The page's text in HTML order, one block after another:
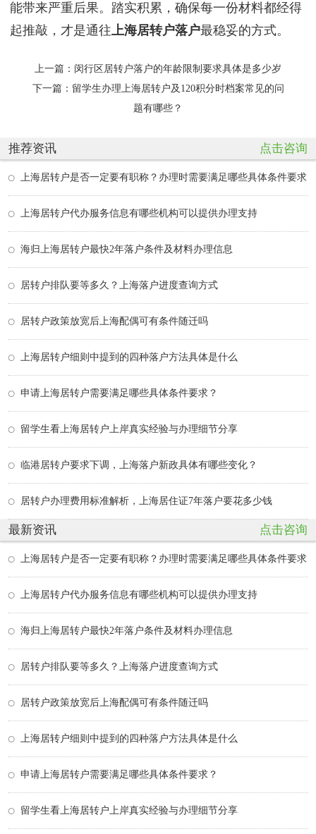
能带来严重后果。踏实积累，确保每一份材料都经得
起推敲，才是通往上海居转户落户最稳妥的方式。
上一篇： 闵行区居转户落户的年龄限制要求具体是多少岁
下一篇： 留学生办理上海居转户及120积分时档案常见的问
题有哪些？
推荐资讯 点击咨询
上海居转户是否一定要有职称？办理时需要满足哪些具体条件要求
上海居转户代办服务信息有哪些机构可以提供办理支持
海归上海居转户最快2年落户条件及材料办理信息
居转户排队要等多久？上海落户进度查询方式
居转户政策放宽后上海配偶可有条件随迁吗
上海居转户细则中提到的四种落户方法具体是什么
申请上海居转户需要满足哪些具体条件要求？
留学生看上海居转户上岸真实经验与办理细节分享
临港居转户要求下调，上海落户新政具体有哪些变化？
居转户办理费用标准解析，上海居住证7年落户要花多少钱
最新资讯 点击咨询
上海居转户是否一定要有职称？办理时需要满足哪些具体条件要求
上海居转户代办服务信息有哪些机构可以提供办理支持
海归上海居转户最快2年落户条件及材料办理信息
居转户排队要等多久？上海落户进度查询方式
居转户政策放宽后上海配偶可有条件随迁吗
上海居转户细则中提到的四种落户方法具体是什么
申请上海居转户需要满足哪些具体条件要求？
留学生看上海居转户上岸真实经验与办理细节分享